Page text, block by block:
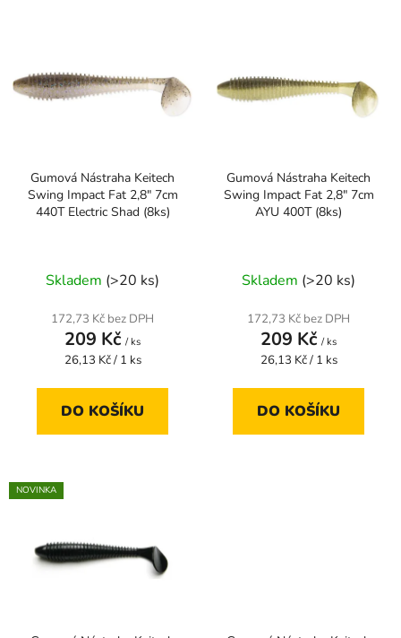
o
d
i
Gumová Nástraha Keitech
Swing Impact Fat 2,8" 7cm
440T Electric Shad (8ks)
Skladem (>20 ks)
172,73 Kč bez DPH
209 Kč / ks
Měrná
26,13 Kč / 1 ks
DO KOŠÍKU
Gumová Nástraha Keitech
Swing Impact Fat 2,8" 7cm
AYU 400T (8ks)
Skladem (>20 ks)
172,73 Kč bez DPH
209 Kč / ks
Měrná
26,13 Kč / 1 ks
DO KOŠÍKU
NOVINKA